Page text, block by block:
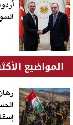
المواضيع